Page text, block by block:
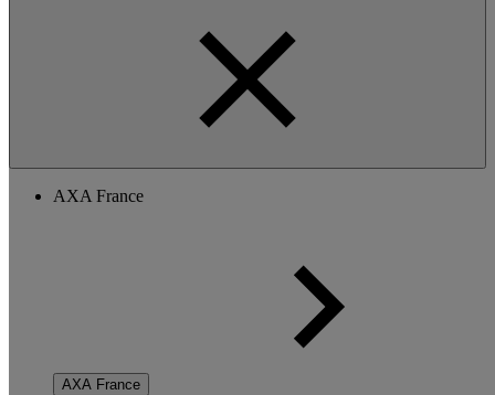
AXA France
AXA France